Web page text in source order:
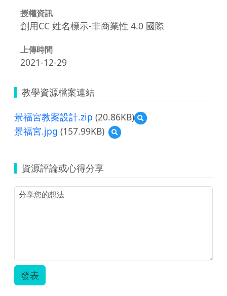
授權資訊
創用CC 姓名標示-非商業性 4.0 國際
上傳時間
2021-12-29
教學資源檔案連結
景福宮教案設計.zip (20.86KB)
預
覽
設
景福宮.jpg (157.99KB)
預
覽
資源評論或心得分享
發表